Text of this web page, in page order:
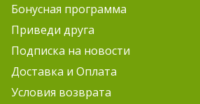
Бонусная программа
Приведи друга
Подписка на новости
Доставка и Оплата
Условия возврата